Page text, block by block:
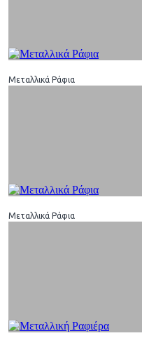
Μεταλλικά Ράφια
Μεταλλικά Ράφια